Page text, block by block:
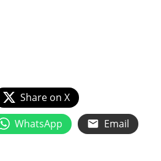
Share on X
WhatsApp
Email